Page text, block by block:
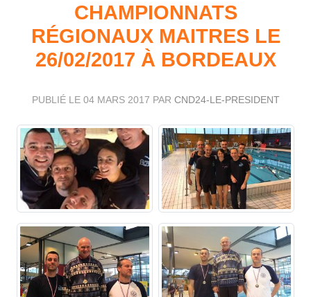
CHAMPIONNATS
RÉGIONAUX MAITRES LE
26/02/2017 À BORDEAUX
PUBLIÉ LE 04 MARS 2017 PAR CND24-LE-PRESIDENT